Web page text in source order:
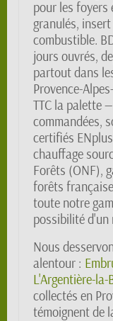
pour les foyers
granulés,
combustible.
jours ouvrés,
partout dans
Provence-
TTC la palette
commandées,
certifiés
chauffage
Forêts (ONF),
forêts
toute notre
possibilité d'un
Nous
alentour :
L'Argentière-la-
collectés en
témoignent de